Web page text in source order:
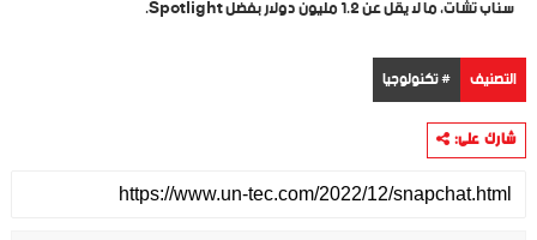
سناب تشات، ما لا يقل عن 1.2 مليون دولار بفضل Spotlight.
التصنيف # تكنولوجيا
شارك على: